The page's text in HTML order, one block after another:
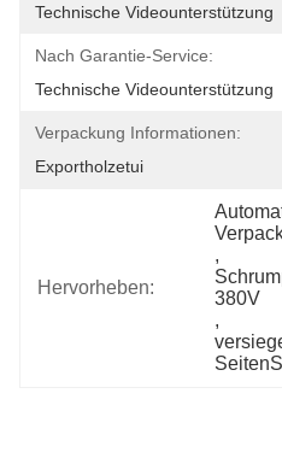
Technische Videounterstützung
Nach Garantie-Service:
Technische Videounterstützung
Verpackung Informationen:
Exportholzetui
Hervorheben:
,
380V
,